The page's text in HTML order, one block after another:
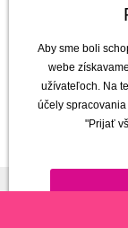
52
Aby sme boli
webe
užívateľoch. Na
účely
"Prijať